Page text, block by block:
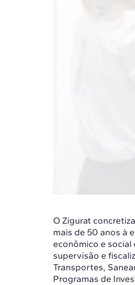
O Zigurat
mais de 50 anos à
econômico e
supervisão e
Transportes,
Programas de